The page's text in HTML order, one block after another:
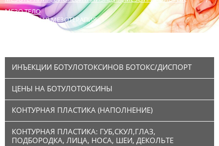
МЕЗО ТЕЛО
ВИТАМИННАЯ МЕЗОТЕРАПИЯ
ИНЪЕКЦИИ БОТУЛОТОКСИНОВ БОТОКС/ДИСПОРТ
ЦЕНЫ НА БОТУЛОТОКСИНЫ
КОНТУРНАЯ ПЛАСТИКА (НАПОЛНЕНИЕ)
КОНТУРНАЯ ПЛАСТИКА: ГУБ,СКУЛ,ГЛАЗ,
ПОДБОРОДКА, ЛИЦА, НОСА, ШЕИ, ДЕКОЛЬТЕ